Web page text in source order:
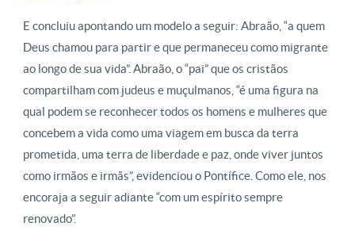
E concluiu apontando um modelo a seguir: Abraão, “a quem
Deus chamou para partir e que permaneceu como migrante
ao longo de sua vida”. Abraão, o “pai” que os cristãos
compartilham com judeus e muçulmanos, “é uma figura na
qual podem se reconhecer todos os homens e mulheres que
concebem a vida como uma viagem em busca da terra
prometida, uma terra de liberdade e paz, onde viver juntos
como irmãos e irmãs”, evidenciou o Pontífice. Como ele, nos
encoraja a seguir adiante “com um espírito sempre
renovado”.